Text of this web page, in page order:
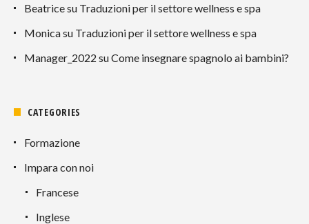
Beatricesu Traduzioni per il settore wellness e spa
Monicasu Traduzioni per il settore wellness e spa
Manager_2022 suCome insegnare spagnolo ai bambini?
CATEGORIES
Formazione
Impara con noi
Francese
Inglese